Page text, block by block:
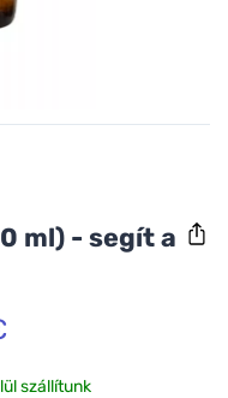
ml) - segít a
szállítunk